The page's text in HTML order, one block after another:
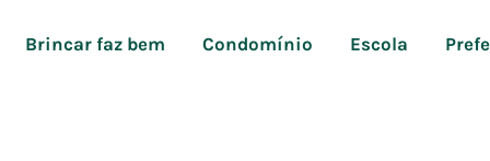
Brincar faz bem Condomínio Escola